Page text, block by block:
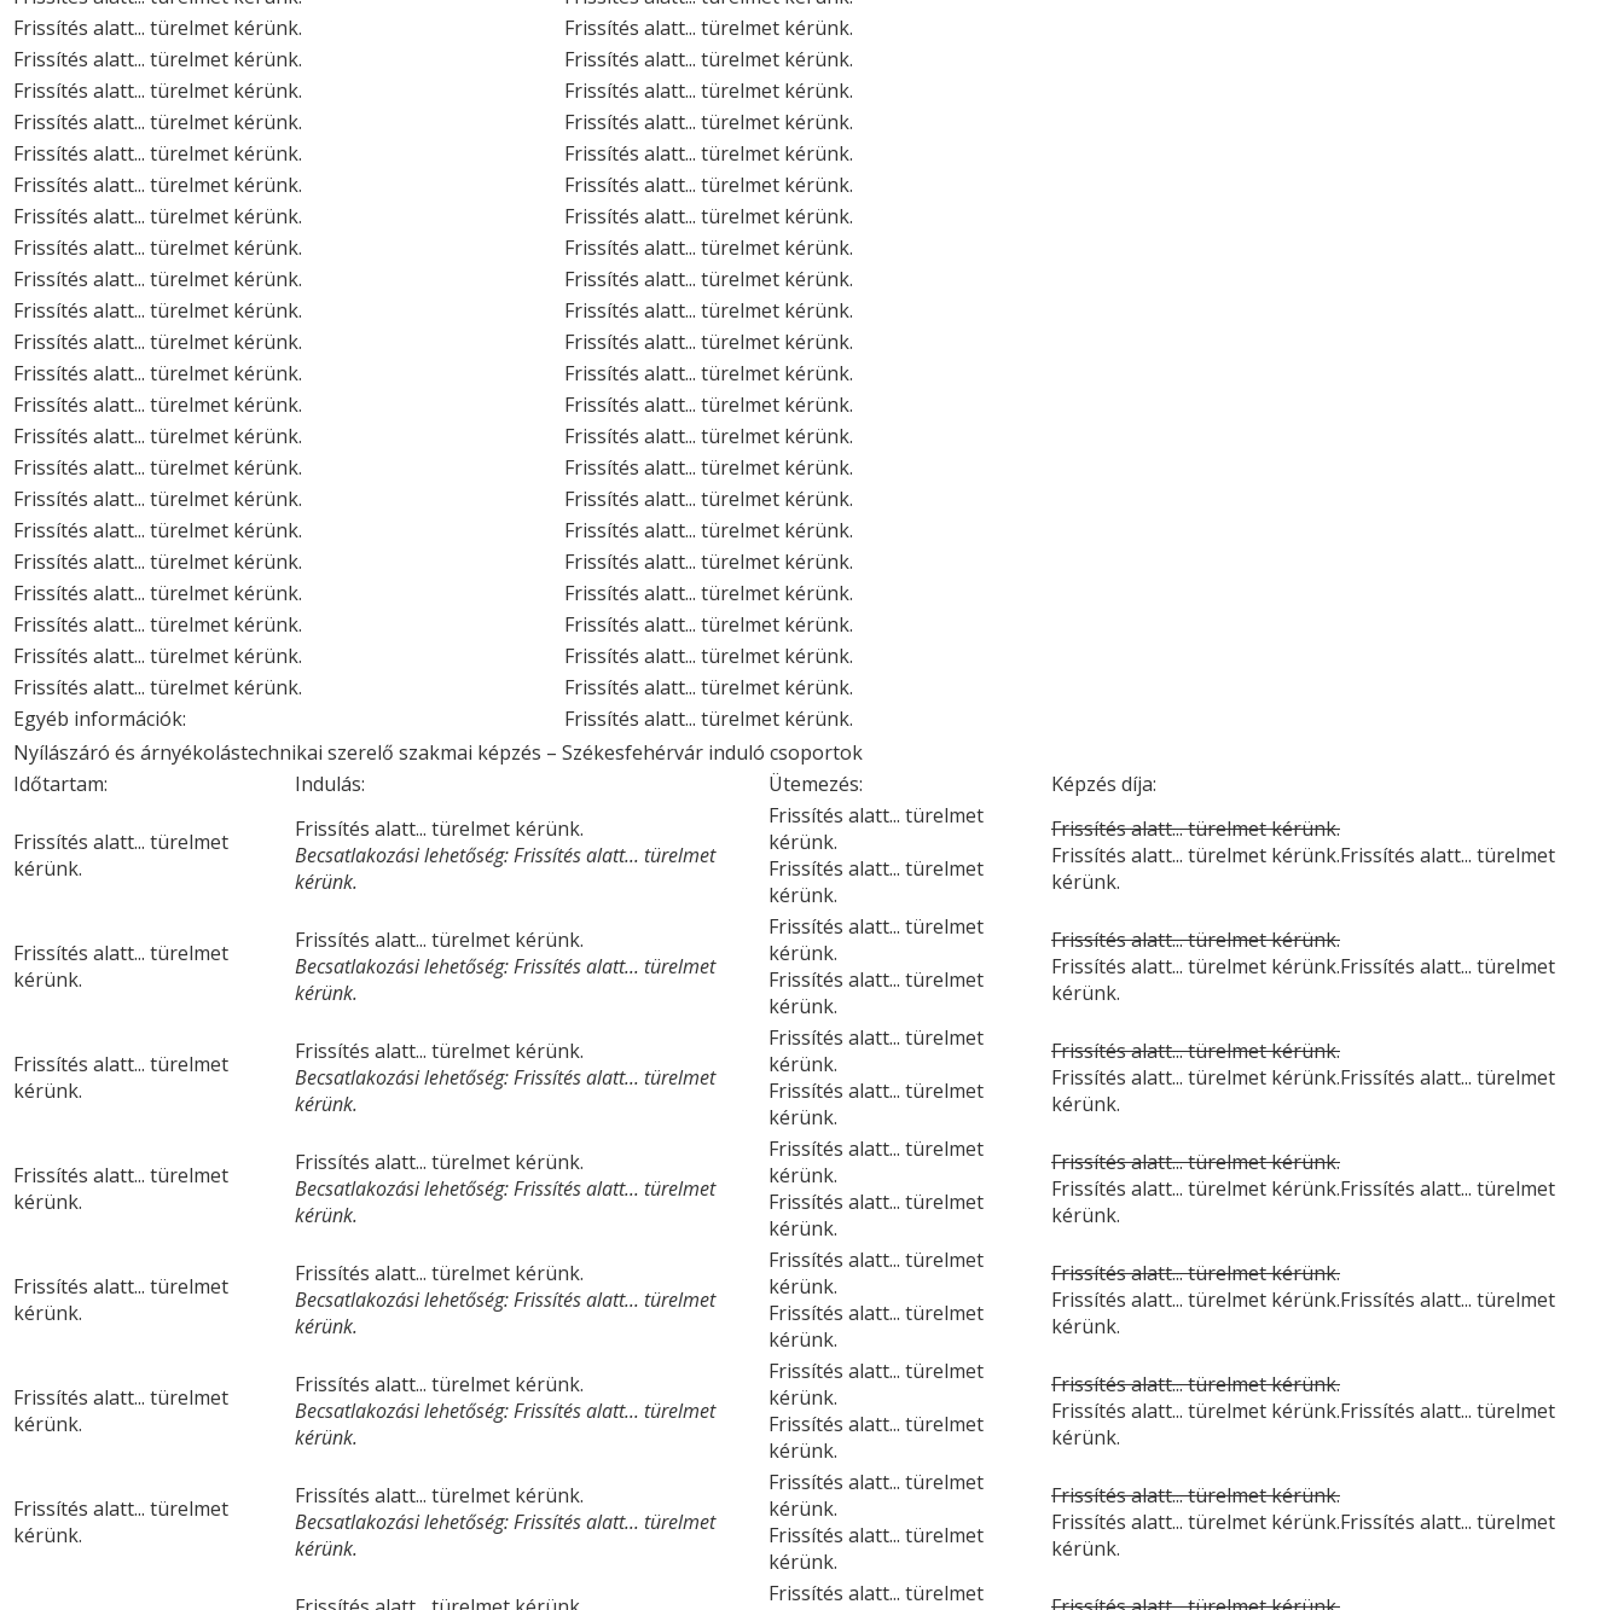
Frissítés alatt... türelmet kérünk.
Frissítés alatt... türelmet kérünk.
Frissítés alatt... türelmet kérünk.
Frissítés alatt... türelmet kérünk.
Frissítés alatt... türelmet kérünk.
Frissítés alatt... türelmet kérünk.
Frissítés alatt... türelmet kérünk.
Frissítés alatt... türelmet kérünk.
Frissítés alatt... türelmet kérünk.
Frissítés alatt... türelmet kérünk.
Frissítés alatt... türelmet kérünk.
Frissítés alatt... türelmet kérünk.
Frissítés alatt... türelmet kérünk.
Frissítés alatt... türelmet kérünk.
Frissítés alatt... türelmet kérünk.
Frissítés alatt... türelmet kérünk.
Frissítés alatt... türelmet kérünk.
Frissítés alatt... türelmet kérünk.
Frissítés alatt... türelmet kérünk.
Frissítés alatt... türelmet kérünk.
Frissítés alatt... türelmet kérünk.
Frissítés alatt... türelmet kérünk.
Frissítés alatt... türelmet kérünk.
Frissítés alatt... türelmet kérünk.
Frissítés alatt... türelmet kérünk.
Frissítés alatt... türelmet kérünk.
Frissítés alatt... türelmet kérünk.
Frissítés alatt... türelmet kérünk.
Frissítés alatt... türelmet kérünk.
Frissítés alatt... türelmet kérünk.
Frissítés alatt... türelmet kérünk.
Frissítés alatt... türelmet kérünk.
Frissítés alatt... türelmet kérünk.
Frissítés alatt... türelmet kérünk.
Frissítés alatt... türelmet kérünk.
Frissítés alatt... türelmet kérünk.
Frissítés alatt... türelmet kérünk.
Frissítés alatt... türelmet kérünk.
Frissítés alatt... türelmet kérünk.
Frissítés alatt... türelmet kérünk.
Frissítés alatt... türelmet kérünk.
Frissítés alatt... türelmet kérünk.
Frissítés alatt... türelmet kérünk.
Frissítés alatt... türelmet kérünk.
Egyéb információk:
Frissítés alatt... türelmet kérünk.
Nyílászáró és árnyékolástechnikai szerelő szakmai képzés – Székesfehérvár induló csoportok
Időtartam:
Indulás: Ütemezés: Képzés díja:
Frissítés alatt... türelmet
kérünk.
Frissítés alatt... türelmet kérünk.
Becsatlakozási lehetőség: Frissítés alatt... türelmet
kérünk.
Frissítés alatt... türelmet
kérünk.
Frissítés alatt... türelmet
kérünk.
Frissítés alatt... türelmet kérünk.
Frissítés alatt... türelmet kérünk.Frissítés alatt... türelmet
kérünk.
Frissítés alatt... türelmet
kérünk.
Frissítés alatt... türelmet kérünk.
Becsatlakozási lehetőség: Frissítés alatt... türelmet
kérünk.
Frissítés alatt... türelmet
kérünk.
Frissítés alatt... türelmet
kérünk.
Frissítés alatt... türelmet kérünk.
Frissítés alatt... türelmet kérünk.Frissítés alatt... türelmet
kérünk.
Frissítés alatt... türelmet
kérünk.
Frissítés alatt... türelmet kérünk.
Becsatlakozási lehetőség: Frissítés alatt... türelmet
kérünk.
Frissítés alatt... türelmet
kérünk.
Frissítés alatt... türelmet
kérünk.
Frissítés alatt... türelmet kérünk.
Frissítés alatt... türelmet kérünk.Frissítés alatt... türelmet
kérünk.
Frissítés alatt... türelmet
kérünk.
Frissítés alatt... türelmet kérünk.
Becsatlakozási lehetőség: Frissítés alatt... türelmet
kérünk.
Frissítés alatt... türelmet
kérünk.
Frissítés alatt... türelmet
kérünk.
Frissítés alatt... türelmet kérünk.
Frissítés alatt... türelmet kérünk.Frissítés alatt... türelmet
kérünk.
Frissítés alatt... türelmet
kérünk.
Frissítés alatt... türelmet kérünk.
Becsatlakozási lehetőség: Frissítés alatt... türelmet
kérünk.
Frissítés alatt... türelmet
kérünk.
Frissítés alatt... türelmet
kérünk.
Frissítés alatt... türelmet kérünk.
Frissítés alatt... türelmet kérünk.Frissítés alatt... türelmet
kérünk.
Frissítés alatt... türelmet
kérünk.
Frissítés alatt... türelmet kérünk.
Becsatlakozási lehetőség: Frissítés alatt... türelmet
kérünk.
Frissítés alatt... türelmet
kérünk.
Frissítés alatt... türelmet
kérünk.
Frissítés alatt... türelmet kérünk.
Frissítés alatt... türelmet kérünk.Frissítés alatt... türelmet
kérünk.
Frissítés alatt... türelmet
kérünk.
Frissítés alatt... türelmet kérünk.
Becsatlakozási lehetőség: Frissítés alatt... türelmet
kérünk.
Frissítés alatt... türelmet
kérünk.
Frissítés alatt... türelmet
kérünk.
Frissítés alatt... türelmet kérünk.
Frissítés alatt... türelmet kérünk.Frissítés alatt... türelmet
kérünk.
Frissítés alatt... türelmet